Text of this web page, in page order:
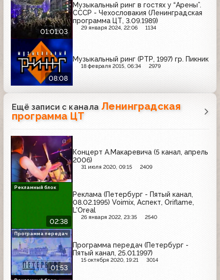
01:01:03
Музыкальный ринг в гостях у “Арены”.
СССР - Чехословакия (Ленинградская
программа ЦТ, 3.09.1989)
29 января 2024, 22:06 1134
08:08
Музыкальный ринг (РТР, 1997) гр. Пикник
18 февраля 2015, 06:34 2979
Ещё записи с канала Ленинградская
программа ЦТ
Концерт А.Макаревича (5 канал, апрель
2006)
31 июля 2020, 09:15 2409
02:38
Реклама (Петербург - Пятый канал,
08.02.1995) Voimix, Аспект, Oriflame,
L'Oreal
26 января 2022, 23:35 2540
Рекламный блок
01:53
Программа передач (Петербург -
Пятый канал, 25.01.1997)
15 октября 2020, 19:21 3014
Программа передач